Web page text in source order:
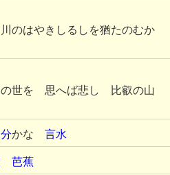
のはやきしるしを猶たのむか
世を 思へば悲し 比叡の山
かな 言水
芭蕉